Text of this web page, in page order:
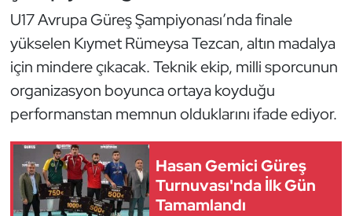
U17 Avrupa Güreş Şampiyonası’nda finale
yükselen Kıymet Rümeysa Tezcan, altın madalya
için mindere çıkacak. Teknik ekip, milli sporcunun
organizasyon boyunca ortaya koyduğu
performanstan memnun olduklarını ifade ediyor.
Hasan Gemici Güreş
Turnuvası'nda İlk Gün
Tamamlandı